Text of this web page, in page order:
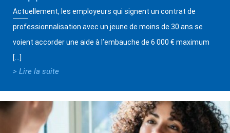
Actuellement, les employeurs qui signent un contrat de
professionnalisation avec un jeune de moins de 30 ans se
voient accorder une aide à l’embauche de 6 000 € maximum
[…]
> Lire la suite